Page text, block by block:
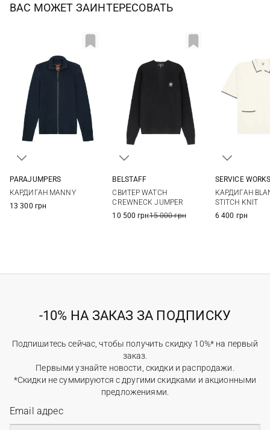
ВАС МОЖЕТ ЗАИНТЕРЕСОВАТЬ
PARAJUMPERS
КАРДИГАН MANNY
13 300 грн
3XL
BELSTAFF
СВИТЕР WATCH
CREWNECK JUMPER
10 500 грн15 000 грн
SERVICE
КАРДИГАН
STITCH KNIT
6 400 грн
-10% НА ЗАКАЗ ЗА ПОДПИСКУ
Подпишитесь сейчас, чтобы получить скидку 10%* на первый
заказ.
Первыми узнайте новости, скидки и распродажи.
*Скидки не суммируются с другими скидками и акционными
предложениями.